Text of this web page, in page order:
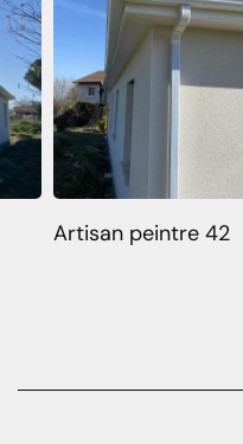
Artisan peintre 42